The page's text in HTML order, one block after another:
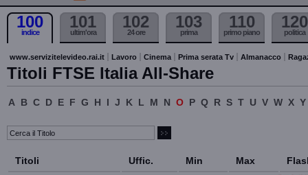
100
indice
101
ultim'ora
102
24 ore
103
prima
110
primo piano
120
politica
www.servizitelevideo.rai.it Lavoro Cinema Prima serata Tv Almanacco
Titoli FTSE Italia All-Share
A B C D E F G H I J K L M N O P Q R S T U V W X Y
Titoli Uffic. Min Max